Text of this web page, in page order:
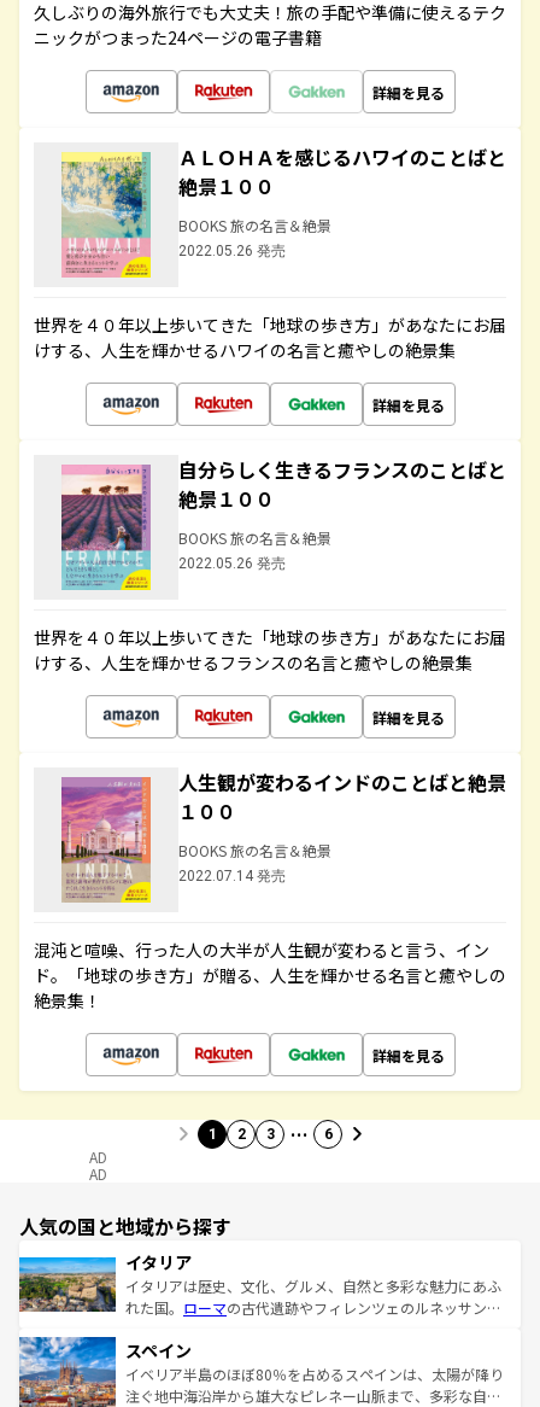
久しぶりの海外旅行でも大丈夫！旅の手配や準備に使えるテク
ニックがつまった24ページの電子書籍
詳細を見る
ＡＬＯＨＡを感じるハワイのことばと
絶景１００
BOOKS 旅の名言＆絶景
2022.05.26 発売
世界を４０年以上歩いてきた「地球の歩き方」があなたにお届
けする、人生を輝かせるハワイの名言と癒やしの絶景集
詳細を見る
自分らしく生きるフランスのことばと
絶景１００
BOOKS 旅の名言＆絶景
2022.05.26 発売
世界を４０年以上歩いてきた「地球の歩き方」があなたにお届
けする、人生を輝かせるフランスの名言と癒やしの絶景集
詳細を見る
人生観が変わるインドのことばと絶景
１００
BOOKS 旅の名言＆絶景
2022.07.14 発売
混沌と喧噪、行った人の大半が人生観が変わると言う、イン
ド。「地球の歩き方」が贈る、人生を輝かせる名言と癒やしの
絶景集！
詳細を見る
1 2 3 … 6
AD
AD
人気の国と地域から探す
イタリア
イタリアは歴史、文化、グルメ、自然と多彩な魅力にあふ
れた国。 ローマの古代遺跡やフィレンツェのルネッサンス
ろん、トスカーナの美しい田園風景やアマルフィ海岸の絶
景など、自然景観も見逃せない。観光の合間には、本場の
ピザやパスタなど、絶品のイタリア料理を堪能することも
スペイン
イベリア半島のほぼ80％を占めるスペインは、太陽が降り
注ぐ地中海沿岸から雄大なピレネー山脈まで、多彩な自然